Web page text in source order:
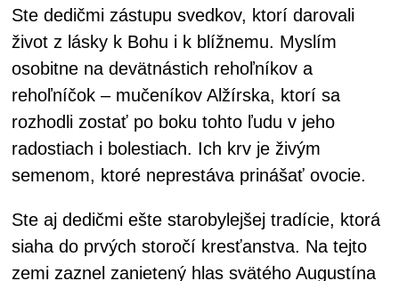
Ste dedičmi zástupu svedkov, ktorí darovali
život z lásky k Bohu i k blížnemu. Myslím
osobitne na devätnástich rehoľníkov a
rehoľníčok – mučeníkov Alžírska, ktorí sa
rozhodli zostať po boku tohto ľudu v jeho
radostiach i bolestiach. Ich krv je živým
semenom, ktoré neprestáva prinášať ovocie.
Ste aj dedičmi ešte starobylejšej tradície, ktorá
siaha do prvých storočí kresťanstva. Na tejto
zemi zaznel zanietený hlas svätého Augustína